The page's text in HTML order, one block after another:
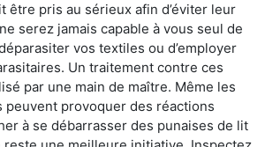
être pris au sérieux afin d’éviter leur
serez jamais capable à vous seul de
vos textiles ou d’employer
Un traitement contre ces
par une main de maître. Même les
peuvent provoquer des réactions
à se débarrasser des punaises de lit